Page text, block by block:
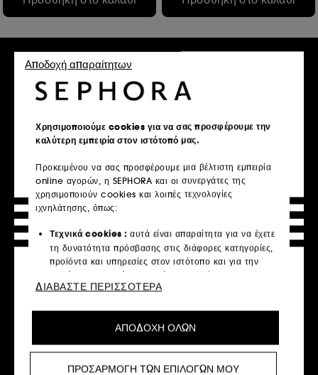
MEDICUBE
Crème en Capsules PDRN
Pink Collagen
Κρέμα σε κάψουλες για λάμψη και ενυδάτωση
€ 29,95
€ 54,45
Προσθήκη στο καλάθι
MEDICUBE
Red Succinic Peeling Pad
€ 25,95
Χρησιμοποιούμε cookies για να σας προσφέρουμε την
καλύτερη εμπειρία στον ιστότοπό μας.
Προκειμένου να σας προσφέρουμε μια βέλτιστη εμπειρία
online αγορών, η SEPHORA και οι συνεργάτες της
χρησιμοποιούν cookies και λοιπές τεχνολογίες
ιχνηλάτησης, όπως:
Τεχνικά cookies : αυτά είναι απαραίτητα για να έχετε
τη δυνατότητα πρόσβασης στις διάφορες κατηγορίες,
προϊόντα και υπηρεσίες στον ιστότοπο και για την
ασφάλεια του ιστότοπου. Είναι απαραίτητα για την
τεχνική λειτουργία του ιστότοπου και δεν μπορούν να
Cookies εξατομίκευσης :μας επιτρέπουν να σας
παρέχουμε μια βελτιωμένη και εξατομικευμένη εμπειρία
προτείνοντας προϊόντα, υπηρεσίες και περιεχόμενο που
ταιριάζουν καλύτερα στις προτιμήσεις σας και να σας
ΑΠΟΔΟΧΗ ΟΛΩΝ
Αποδοχή απαραίτητων
ΠΡΟΣΑΡΜΟΓΗ ΤΩΝ ΕΠΙΛΟΓΩΝ ΜΟΥ
ΔΙΑΒΑΣΤΕ ΠΕΡΙΣΣΟΤΕΡΑ